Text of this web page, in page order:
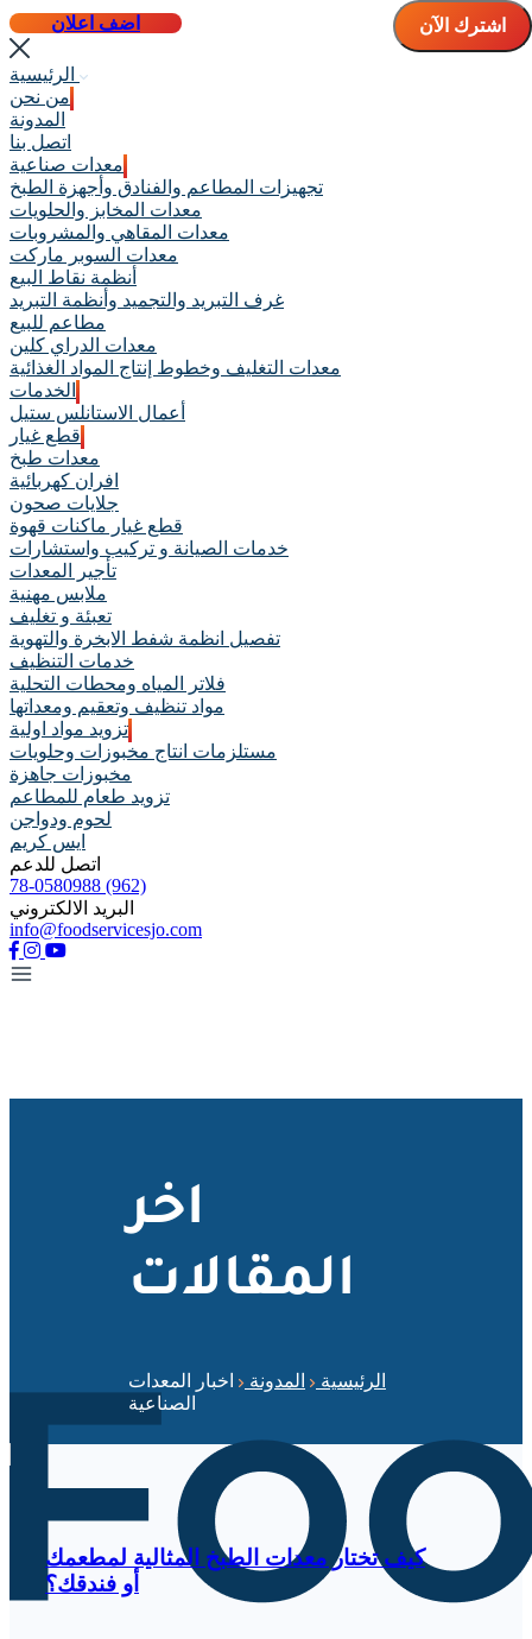
اضف اعلان
من نحن
المدونة
اتصل بنا
معدات صناعية
تجهيزات المطاعم والفنادق وأجهزة الطبخ
معدات المخابز والحلويات
معدات المقاهي والمشروبات
معدات السوبر ماركت
أنظمة نقاط البيع
غرف التبريد والتجميد وأنظمة التبريد
مطاعم للبيع
معدات الدراي كلين
معدات التغليف وخطوط إنتاج المواد الغذائية
الخدمات
أعمال الاستانلس ستيل
قطع غيار
معدات طبخ
افران كهربائية
جلايات صحون
قطع غيار ماكنات قهوة
خدمات الصيانة و تركيب واستشارات
تأجير المعدات
ملابس مهنية
تعبئة و تغليف
تفصيل انظمة شفط الابخرة والتهوية
خدمات التنظيف
فلاتر المياه ومحطات التحلية
مواد تنظيف وتعقيم ومعداتها
تزويد مواد اولية
مستلزمات انتاج مخبوزات وحلويات
مخبوزات جاهزة
تزويد طعام للمطاعم
لحوم ودواجن
ايس كريم
اتصل للدعم
78-0580988 (962)
البريد الالكتروني
info@foodservicesjo.com
اخر
المقالات
الرئيسية المدونة
اخبار المعدات
الصناعية
كيف تختار معدات الطبخ المثالية لمطعمك
أو فندقك؟